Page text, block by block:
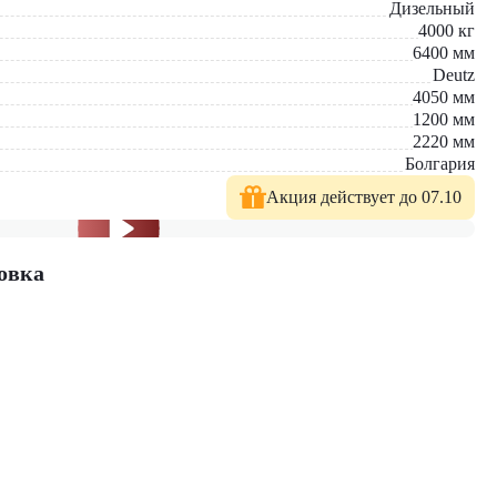
У нас вы найдете: широкий выбор спецтехники, вилочных
по выбору техники.
Дизельный
4000 кг
6400 мм
Deutz
4050 мм
1200 мм
2220 мм
Болгария
Акция действует до 07.10